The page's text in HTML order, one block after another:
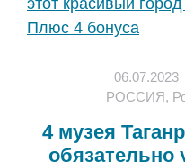
06.07.2023
РОССИЯ,
4 музея
обязательно